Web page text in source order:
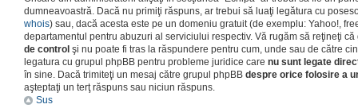
dumneavoastră. Dacă nu primiţi răspuns, ar trebui să luaţi legătura cu
whois) sau, dacă acesta este pe un domeniu gratuit (de exemplu: Yahoo!,
departamentul pentru abuzuri al serviciului respectiv. Vă rugăm să reţineţi
de control şi nu poate fi tras la răspundere pentru cum, unde sau de către
legatura cu grupul phpBB pentru probleme juridice care nu sunt legate
în sine. Dacă trimiteţi un mesaj către grupul phpBB despre orice folosire a
aşteptaţi un terţ răspuns sau niciun răspuns.
Sus